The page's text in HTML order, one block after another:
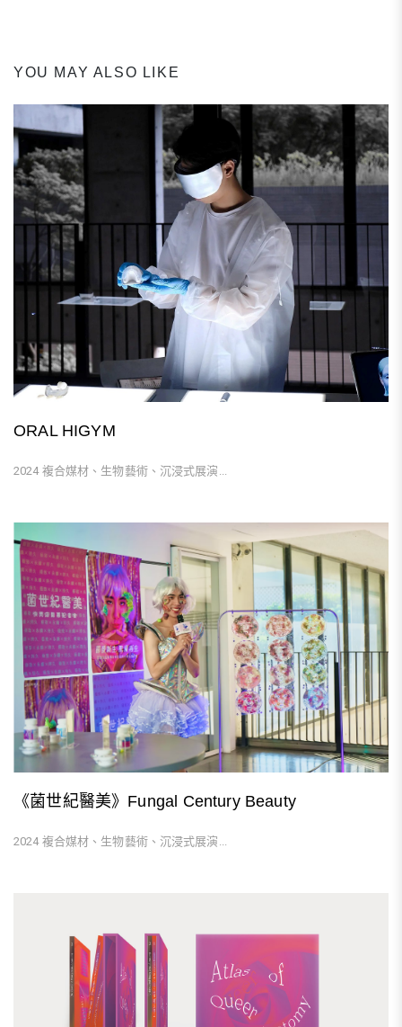
YOU MAY ALSO LIKE
ORAL HIGYM
2024 複合媒材、生物藝術、沉浸式展演...
《菌世紀醫美》Fungal Century Beauty
2024 複合媒材、生物藝術、沉浸式展演...